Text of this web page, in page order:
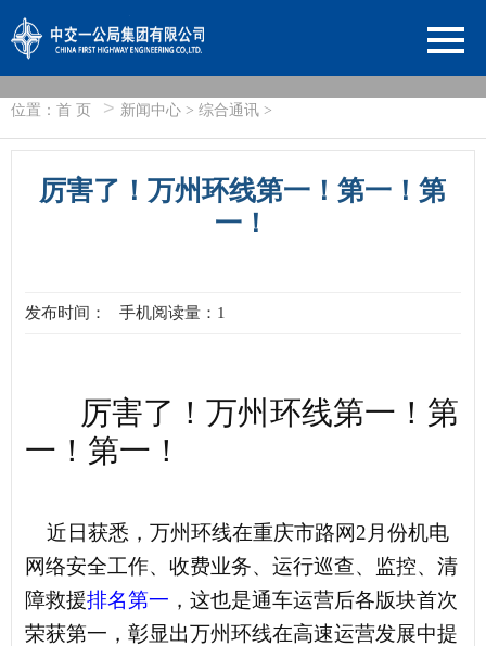
位置： 首 页 > 新闻中心 > 综合通讯 >
厉害了！万州环线第一！第一！第
一！
发布时间： 手机阅读量：1
厉害了！万州环线第一！第
一！第一！
近日获悉，万州环线在重庆市路网2 月份机电
网络安全工作、收费业务、运行巡查、监控、清
障救援排名第一 ，这也是通车运营后各版块首次
荣获第一，彰显出万州环线在高速运营发展中提